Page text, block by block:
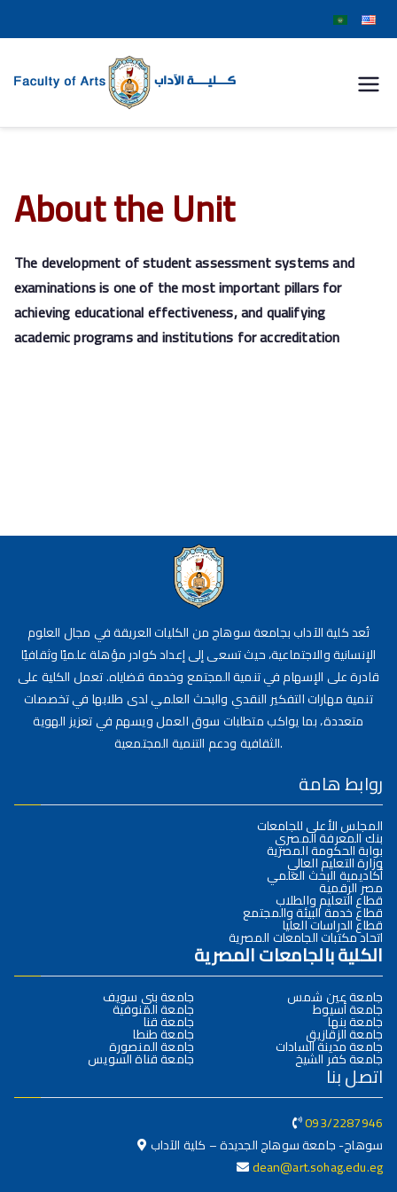
سوهاج
About the Unit
The development of student assessment systems and
examinations is one of the most important pillars for
achieving educational effectiveness, and qualifying
academic programs and institutions for accreditation
تُعد كلية الآداب بجامعة سوهاج من الكليات العريقة في مجال العلوم
الإنسانية والاجتماعية، حيث تسعى إلى إعداد كوادر مؤهلة علميًا وثقافيًا
قادرة على الإسهام في تنمية المجتمع وخدمة قضاياه. تعمل الكلية على
تنمية مهارات التفكير النقدي والبحث العلمي لدى طلابها في تخصصات
متعددة، بما يواكب متطلبات سوق العمل ويسهم في تعزيز الهوية
الثقافية ودعم التنمية المجتمعية.
روابط هامة
المجلس الأعلى للجامعات
بنك المعرفة المصري
بوابة الحكومة المصرية
وزارة التعليم العالي
أكاديمية البحث العلمي
مصر الرقمية
قطاع التعليم والطلاب
قطاع خدمة البيئة والمجتمع
قطاع الدراسات العليا
اتحاد مكتبات الجامعات المصرية
الكلية بالجامعات المصرية
جامعة عين شمس
جامعة أسيوط
جامعة بنها
جامعة الزقازيق
جامعة مدينة السادات
جامعة كفر الشيخ
جامعة بني سويف
جامعة المنوفية
جامعة قنا
جامعة طنطا
جامعة المنصورة
جامعة قناة السويس
اتصل بنا
093/2287946
سوهاج- جامعة سوهاج الجديدة – كلية الآداب
dean@art.sohag.edu.eg